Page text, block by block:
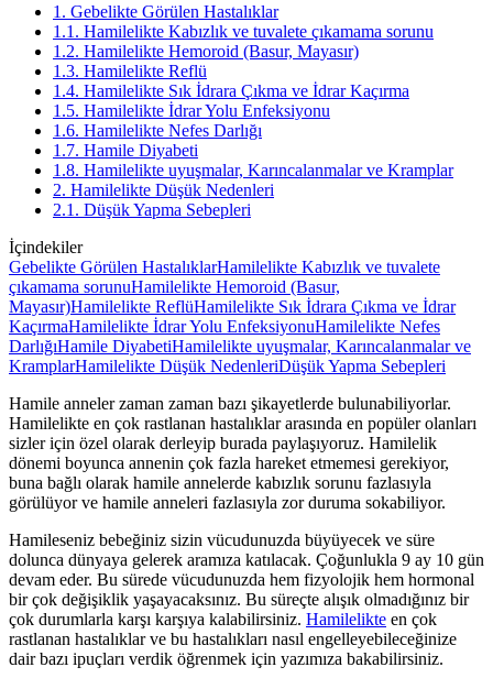
1. Gebelikte Görülen Hastalıklar
1.1. Hamilelikte Kabızlık ve tuvalete çıkamama sorunu
1.2. Hamilelikte Hemoroid (Basur, Mayasır)
1.3. Hamilelikte Reflü
1.4. Hamilelikte Sık İdrara Çıkma ve İdrar Kaçırma
1.5. Hamilelikte İdrar Yolu Enfeksiyonu
1.6. Hamilelikte Nefes Darlığı
1.7. Hamile Diyabeti
1.8. Hamilelikte uyuşmalar, Karıncalanmalar ve Kramplar
2. Hamilelikte Düşük Nedenleri
2.1. Düşük Yapma Sebepleri
İçindekiler
Gebelikte Görülen HastalıklarHamilelikte Kabızlık ve tuvalete
çıkamama sorunuHamilelikte Hemoroid (Basur,
Mayasır)Hamilelikte ReflüHamilelikte Sık İdrara Çıkma ve İdrar
KaçırmaHamilelikte İdrar Yolu EnfeksiyonuHamilelikte Nefes
DarlığıHamile DiyabetiHamilelikte uyuşmalar, Karıncalanmalar ve
KramplarHamilelikte Düşük NedenleriDüşük Yapma Sebepleri
Hamile anneler zaman zaman bazı şikayetlerde bulunabiliyorlar.
Hamilelikte en çok rastlanan hastalıklar arasında en popüler olanları
sizler için özel olarak derleyip burada paylaşıyoruz. Hamilelik
dönemi boyunca annenin çok fazla hareket etmemesi gerekiyor,
buna bağlı olarak hamile annelerde kabızlık sorunu fazlasıyla
görülüyor ve hamile anneleri fazlasıyla zor duruma sokabiliyor.
Hamileseniz bebeğiniz sizin vücudunuzda büyüyecek ve süre
dolunca dünyaya gelerek aramıza katılacak. Çoğunlukla 9 ay 10 gün
devam eder. Bu sürede vücudunuzda hem fizyolojik hem hormonal
bir çok değişiklik yaşayacaksınız. Bu süreçte alışık olmadığınız bir
çok durumlarla karşı karşıya kalabilirsiniz. Hamilelikte en çok
rastlanan hastalıklar ve bu hastalıkları nasıl engelleyebileceğinize
dair bazı ipuçları verdik öğrenmek için yazımıza bakabilirsiniz.